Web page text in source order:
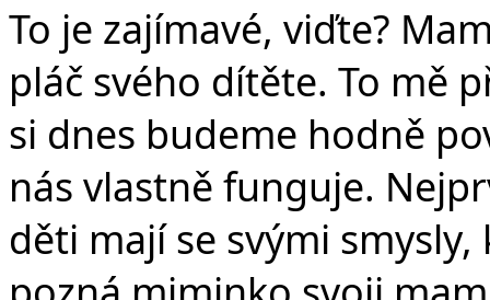
To je zajímavé, viďte?
pláč svého dítěte. To mě
si dnes budeme hodně
nás vlastně funguje.
děti mají se svými